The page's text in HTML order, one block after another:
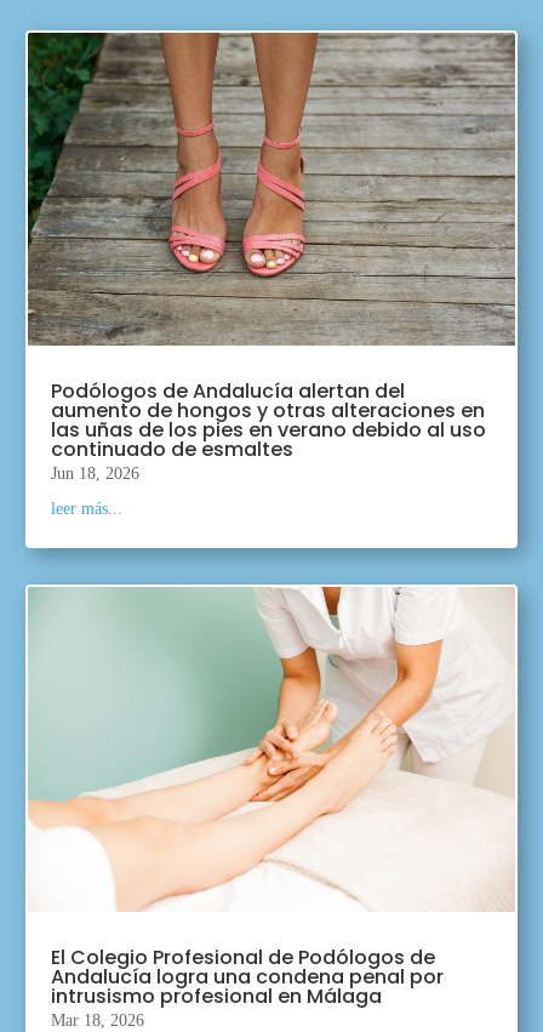
Podólogos de Andalucía alertan del
aumento de hongos y otras alteraciones en
las uñas de los pies en verano debido al uso
continuado de esmaltes
Jun 18, 2026
leer más...
El Colegio Profesional de Podólogos de
Andalucía logra una condena penal por
intrusismo profesional en Málaga
Mar 18, 2026